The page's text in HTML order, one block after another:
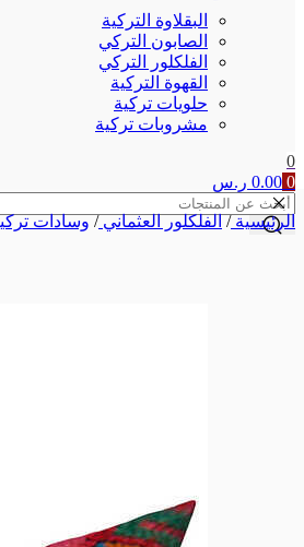
البقلاوة التركية
الصابون التركي
الفلكلور التركي
القهوة التركية
حلويات تركية
مشروبات تركية
0
0
0.00 ر.س
الرئيسية/ الفلكلور العثماني/ وسادات